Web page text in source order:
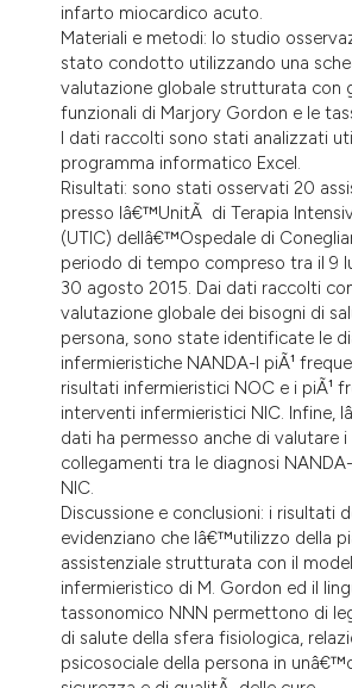
infarto miocardico acuto.
Materiali e metodi: lo studio
stato condotto utilizzando una
valutazione globale strutturata con
funzionali di Marjory Gordon e le
I dati raccolti sono stati analizzati
programma informatico Excel.
Risultati: sono stati osservati 20
presso lâ€™UnitÃ di Terapia
(UTIC) dellâ€™Ospedale di
periodo di tempo compreso tra il 9
30 agosto 2015. Dai dati raccolti
valutazione globale dei bisogni di
persona, sono state identificate le
infermieristiche NANDA-I piÃ¹
risultati infermieristici NOC e i piÃ¹
interventi infermieristici NIC. Infine,
dati ha permesso anche di valutare i
collegamenti tra le diagnosi
NIC.
Discussione e conclusioni: i risultati
evidenziano che lâ€™utilizzo della
assistenziale strutturata con il
infermieristico di M. Gordon ed il
tassonomico NNN permettono di
di salute della sfera fisiologica,
psicosociale della persona in